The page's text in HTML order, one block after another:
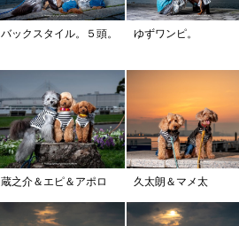
バックスタイル。５頭。 ゆずワンピ。
蔵之介＆エピ＆アポロ 久太朗＆マメ太